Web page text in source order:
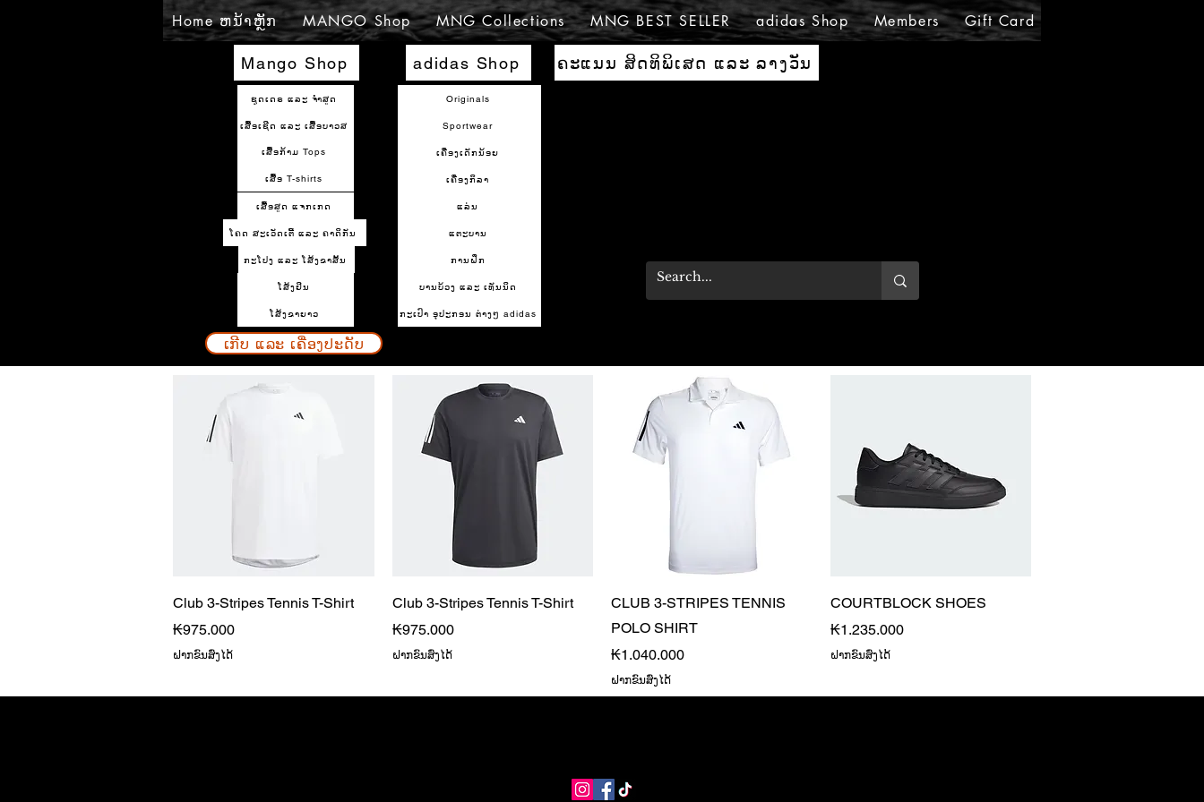
Home ຫນ້າຫຼັກ MANGO Shop MNG Collections MNG BEST SELLER adidas Shop Members Gift Card
Mango Shop
ຊຸດເດຣ ແລະ ຈຳສູດ
ເສື້ອກ້າມ Tops
ເສື້ອເຊີດ ແລະ ເສື້ອບາວສ
ເສື້ອ T-shirts
ເສື້ອສູດ ແຈກເກດ
ໂຄດ ສະເວັດເຕີ້ ແລະ ຄາດິກັນ
ກະໂປງ ແລະ ໂສ້ງຂາສັ້ນ
ໂສ້ງຢິນ
ໂສ້ງຂາຍາວ
adidas Shop ຄະແນນ ສິດທິພິເສດ ແລະ ລາງວັນ
Originals
Sportwear
ເຄື່ອງເດັກນ້ອຍ
ເຄື່ອງກິລາ
ແລ່ນ
ແຕະບານ
ການຝຶກ
ບານບ້ວງ ແລະ ເທັນນິດ
ກະເປົາ ອຸປະກອນ ຕ່າງໆ adidas
ເກີບ ແລະ ເຄື່ອງປະດັບ
Quick View
Club 3-Stripes Tennis T-Shirt
Price
₭975.000
ຝາກຂົນສົ່ງໄດ້
Quick View
Club 3-Stripes Tennis T-Shirt
Price
₭975.000
ຝາກຂົນສົ່ງໄດ້
Quick View
CLUB 3-STRIPES TENNIS
POLO SHIRT
Price
₭1.040.000
ຝາກຂົນສົ່ງໄດ້
Quick View
COURTBLOCK SHOES
Price
₭1.235.000
ຝາກຂົນສົ່ງໄດ້